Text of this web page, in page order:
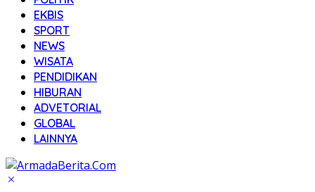
EKBIS
SPORT
NEWS
WISATA
PENDIDIKAN
HIBURAN
ADVETORIAL
GLOBAL
LAINNYA